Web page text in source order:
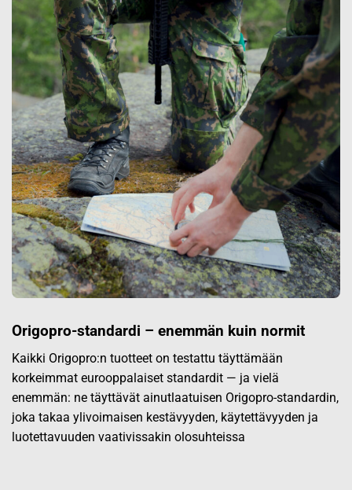
Origopro-standardi – enemmän kuin normit
Kaikki Origopro:n tuotteet on testattu täyttämään
korkeimmat eurooppalaiset standardit — ja vielä
enemmän: ne täyttävät ainutlaatuisen Origopro-standardin,
joka takaa ylivoimaisen kestävyyden, käytettävyyden ja
luotettavuuden vaativissakin olosuhteissa